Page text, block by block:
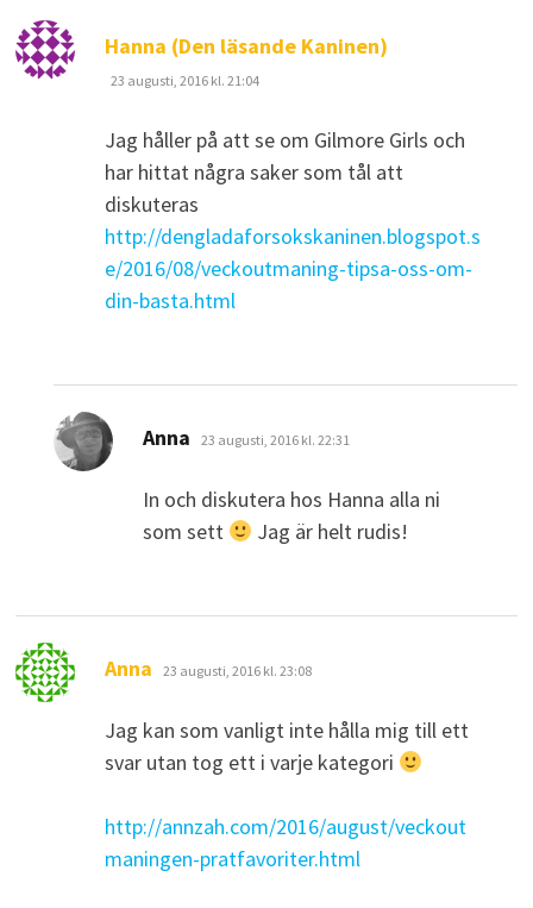
Hanna (Den läsande Kaninen)
23 augusti, 2016 kl. 21:04
Jag håller på att se om Gilmore Girls och
har hittat några saker som tål att
diskuteras
http://dengladaforsokskaninen.blogspot.s
e/2016/08/veckoutmaning-tipsa-oss-om-
din-basta.html
Anna skriver:
23 augusti, 2016 kl. 22:31
In och diskutera hos Hanna alla ni
som sett
Jag är helt rudis!
Anna skriver:
23 augusti, 2016 kl. 23:08
Jag kan som vanligt inte hålla mig till ett
svar utan tog ett i varje kategori
http://annzah.com/2016/august/veckout
maningen-pratfavoriter.html